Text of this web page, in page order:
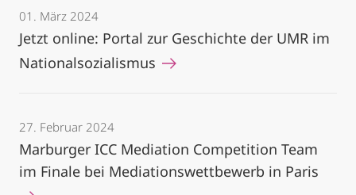
01. März 2024
Jetzt online: Portal zur Geschichte der UMR im
Nationalsozialismus
27. Februar 2024
Marburger ICC Mediation Competition Team
im Finale bei Mediationswettbewerb in Paris